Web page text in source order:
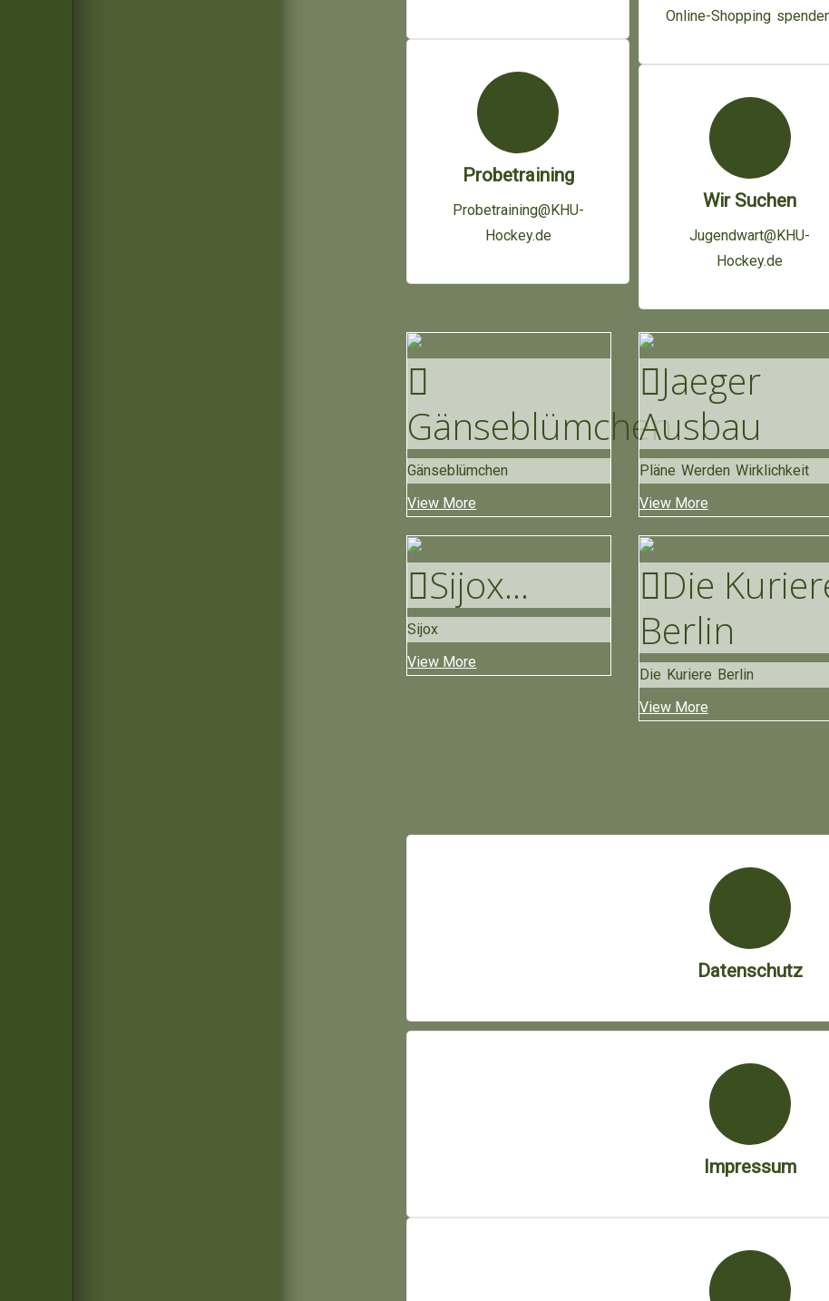
Probetraining
Probetraining@KHU-
Hockey.de
Online-Shopping
Wir Suchen
Jugendwart@KHU-
Hockey.de
GänseBlümchen
Gänseblümchen
View More
Sijox...
Sijox
View More
Jaeger
Ausbau
Pläne Werden Wirklichkeit
View More
Die
Berlin
Die Kuriere Berlin
View More
Datenschutz
Impressum